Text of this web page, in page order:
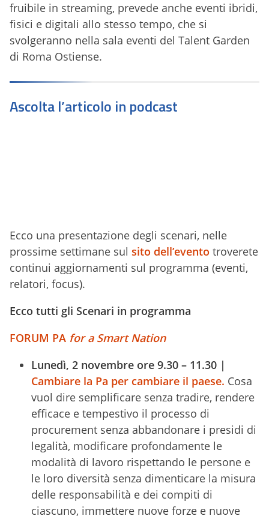
fruibile in streaming, prevede anche eventi ibridi,
fisici e digitali allo stesso tempo, che si
svolgeranno nella sala eventi del Talent Garden
di Roma Ostiense.
Ascolta l’articolo in podcast
Ecco una presentazione degli scenari, nelle
prossime settimane sul sito dell’evento troverete
continui aggiornamenti sul programma (eventi,
relatori, focus).
Ecco tutti gli Scenari in programma
FORUM PA for a Smart Nation
Lunedì, 2 novembre ore 9.30 – 11.30 |
Cambiare la Pa per cambiare il paese. Cosa
vuol dire semplificare senza tradire, rendere
efficace e tempestivo il processo di
procurement senza abbandonare i presidi di
legalità, modificare profondamente le
modalità di lavoro rispettando le persone e
le loro diversità senza dimenticare la misura
delle responsabilità e dei compiti di
ciascuno, immettere nuove forze e nuove